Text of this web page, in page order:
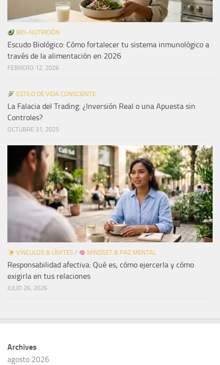
BIO-NUTRICIÓN
Escudo Biológico: Cómo fortalecer tu sistema inmunológico a
través de la alimentación en 2026
FEBRERO 12, 2026
ESTILO DE VIDA CONSCIENTE
La Falacia del Trading: ¿Inversión Real o una Apuesta sin
Controles?
OCTUBRE 31, 2025
VÍNCULOS & LÍMITES/ MINDSET & PAZ MENTAL
Responsabilidad afectiva: Qué es, cómo ejercerla y cómo
exigirla en tus relaciones
JULIO 26, 2026
Archives
agosto 2026